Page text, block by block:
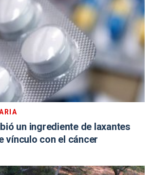
un ingrediente de laxantes
vínculo con el cáncer